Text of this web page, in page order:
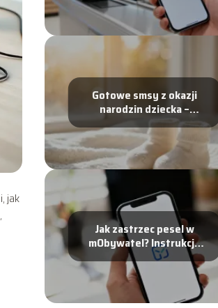
jak
Gotowe smsy z okazji
narodzin dziecka –
najpiękniejsze życzenia
Jak zastrzec pesel w
mObywatel? Instrukcja
krok po kroku